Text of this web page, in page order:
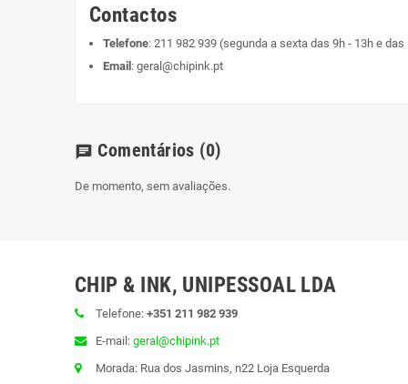
Contactos
Telefone: 211 982 939 (segunda a sexta das 9h - 13h e
Email : geral@chipink.pt
chat Comentários (0)
De momento, sem avaliações.
CHIP & INK, UNIPESSOAL LDA
Telefone: +351 211 982 939
E-mail: geral@chipink.pt
Morada: Rua dos Jasmins, n22 Loja Esquerda